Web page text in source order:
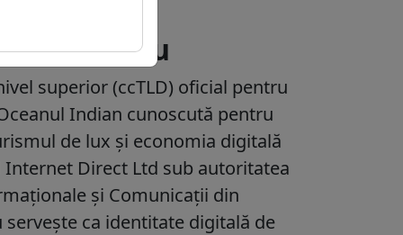
domeniu
superior (ccTLD) oficial pentru
Indian cunoscută pentru
de lux și economia digitală
Direct Ltd sub autoritatea
și Comunicații din
ca identitate digitală de